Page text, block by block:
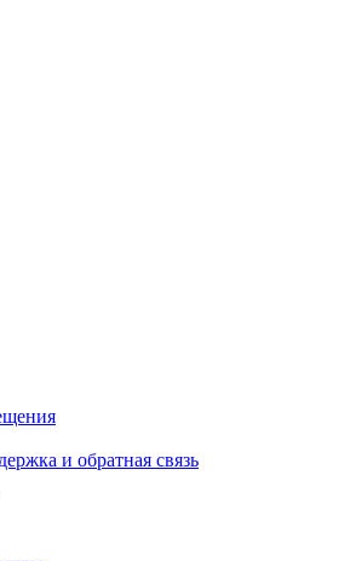
и обратная связь